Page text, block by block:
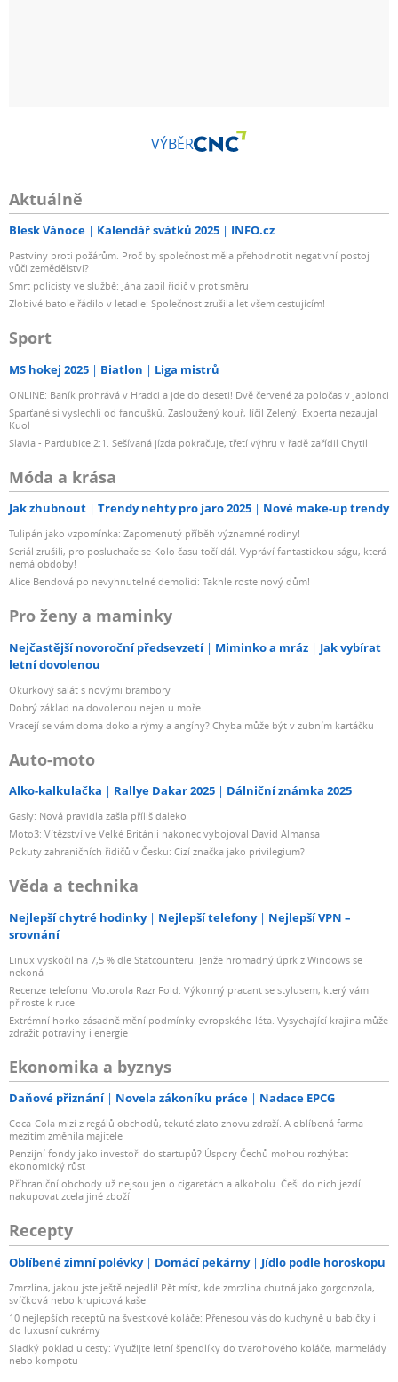
VÝBĚR
Aktuálně
Blesk Vánoce Kalendář svátků 2025 INFO.cz
Pastviny proti požárům. Proč by společnost měla přehodnotit negativní postoj
vůči zemědělství?
Smrt policisty ve službě: Jána zabil řidič v protisměru
Zlobivé batole řádilo v letadle: Společnost zrušila let všem cestujícím!
Sport
MS hokej 2025 Biatlon Liga mistrů
ONLINE: Baník prohrává v Hradci a jde do deseti! Dvě červené za poločas v Jablonci
Sparťané si vyslechli od fanoušků. Zasloužený kouř, líčil Zelený. Experta nezaujal
Kuol
Slavia - Pardubice 2:1. Sešívaná jízda pokračuje, třetí výhru v řadě zařídil Chytil
Móda a krása
Jak zhubnout Trendy nehty pro jaro 2025 Nové make-up trendy
Tulipán jako vzpomínka: Zapomenutý příběh významné rodiny!
Seriál zrušili, pro posluchače se Kolo času točí dál. Vypráví fantastickou ságu, která
nemá obdoby!
Alice Bendová po nevyhnutelné demolici: Takhle roste nový dům!
Pro ženy a maminky
Nejčastější novoroční předsevzetí Miminko a mráz
Jak vybírat
letní dovolenou
Okurkový salát s novými brambory
Dobrý základ na dovolenou nejen u moře...
Vracejí se vám doma dokola rýmy a angíny? Chyba může být v zubním kartáčku
Auto-moto
Alko-kalkulačka Rallye Dakar 2025 Dálniční známka 2025
Gasly: Nová pravidla zašla příliš daleko
Moto3: Vítězství ve Velké Británii nakonec vybojoval David Almansa
Pokuty zahraničních řidičů v Česku: Cizí značka jako privilegium?
Věda a technika
Nejlepší chytré hodinky Nejlepší telefony
Nejlepší VPN –
srovnání
Linux vyskočil na 7,5 % dle Statcounteru. Jenže hromadný úprk z Windows se
nekoná
Recenze telefonu Motorola Razr Fold. Výkonný pracant se stylusem, který vám
přiroste k ruce
Extrémní horko zásadně mění podmínky evropského léta. Vysychající krajina může
zdražit potraviny i energie
Ekonomika a byznys
Daňové přiznání Novela zákoníku práce Nadace EPCG
Coca-Cola mizí z regálů obchodů, tekuté zlato znovu zdraží. A oblíbená farma
mezitím změnila majitele
Penzijní fondy jako investoři do startupů? Úspory Čechů mohou rozhýbat
ekonomický růst
Příhraniční obchody už nejsou jen o cigaretách a alkoholu. Češi do nich jezdí
nakupovat zcela jiné zboží
Recepty
Oblíbené zimní polévky Domácí pekárny Jídlo podle horoskopu
Zmrzlina, jakou jste ještě nejedli! Pět míst, kde zmrzlina chutná jako gorgonzola,
svíčková nebo krupicová kaše
10 nejlepších receptů na švestkové koláče: Přenesou vás do kuchyně u babičky i
do luxusní cukrárny
Sladký poklad u cesty: Využijte letní špendlíky do tvarohového koláče, marmelády
nebo kompotu